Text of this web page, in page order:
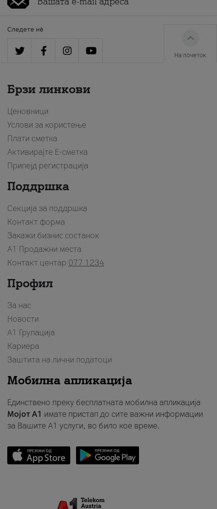
Следете нè
На почеток
Брзи линкови
Ценовници
Услови за користење
Плати сметка
Активирајте Е-сметка
Припејд регистрација
Поддршка
Секција за поддршка
Контакт форма
Закажи бизнис состанок
A1 Продажни места
Контакт центар 077 1234
Профил
За нас
Новости
А1 Групација
Кариера
Заштита на лични податоци
Мобилна апликација
Единствено преку бесплатната мобилна апликација
Мојот A1 имате пристап до сите важни информации
за Вашите A1 услуги, во било кое време.